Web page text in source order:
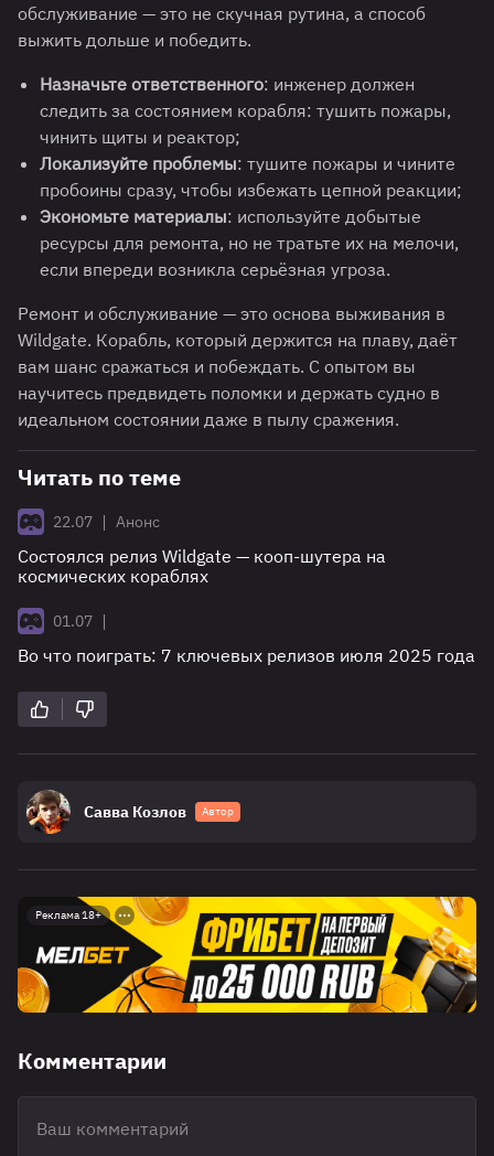
обслуживание — это не скучная рутина, а способ
выжить дольше и победить.
Назначьте ответственного: инженер должен
следить за состоянием корабля: тушить пожары,
чинить щиты и реактор;
Локализуйте проблемы: тушите пожары и чините
пробоины сразу, чтобы избежать цепной реакции;
Экономьте материалы: используйте добытые
ресурсы для ремонта, но не тратьте их на мелочи,
если впереди возникла серьёзная угроза.
Ремонт и обслуживание — это основа выживания в
Wildgate. Корабль, который держится на плаву, даёт
вам шанс сражаться и побеждать. С опытом вы
научитесь предвидеть поломки и держать судно в
идеальном состоянии даже в пылу сражения.
Читать по теме
22.07 | Анонс
Состоялся релиз Wildgate — кооп-шутера на
космических кораблях
01.07 |
Во что поиграть: 7 ключевых релизов июля 2025 года
Савва Козлов Автор
Реклама 18+
Комментарии